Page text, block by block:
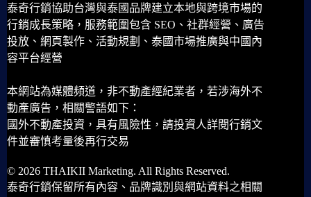
泰奇行銷協助台灣與泰國品牌建立本地與跨境市場的
行銷成長策略，服務範圍包含 SEO、社群經營、廣告
投放、網頁製作、活動規劃、泰國市場推廣與中國內
容平台經營
本網站為媒體頻道，非不動產經紀業者，若涉海外不
動產廣告，相關警語如下：
國外不動產投資，具有風險性，請投資人詳閱行銷文
件並審慎考量後再行交易
© 2026 THAIKII Marketing. All Rights Reserved.
泰奇行銷保留所有內容、品牌識別與網站資料之相關